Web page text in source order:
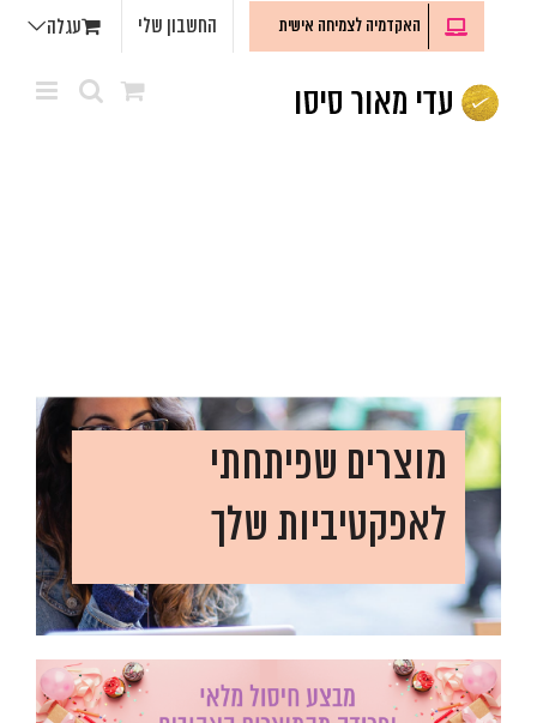
האקדמיה לצמיחה אישית החשבון שלי עגלה
מוצרים שפיתחתי
לאפקטיביות שלך